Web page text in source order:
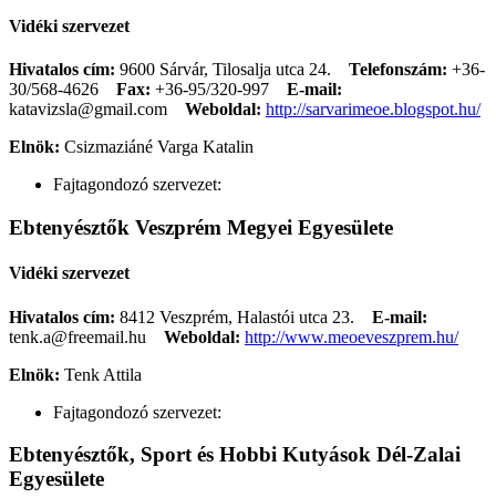
Vidéki szervezet
Hivatalos cím: 9600 Sárvár, Tilosalja utca 24. Telefonszám: +36-
30/568-4626
Fax: +36-95/320-997
E-mail:
katavizsla@gmail.com
Weboldal: http://sarvarimeoe.blogspot.hu/
Elnök: Csizmaziáné Varga Katalin
Fajtagondozó szervezet:
Ebtenyésztők Veszprém Megyei Egyesülete
Vidéki szervezet
Hivatalos cím: 8412 Veszprém, Halastói utca 23. E-mail:
tenk.a@freemail.hu
Weboldal: http://www.meoeveszprem.hu/
Elnök: Tenk Attila
Fajtagondozó szervezet:
Ebtenyésztők, Sport és Hobbi Kutyások Dél-Zalai
Egyesülete